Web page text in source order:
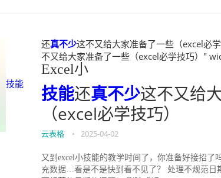
技能
还真不少这不又给大家准备了一些（excel必
不又给大家准备了一些（excel必学技巧）"
Excel小
技能还真不少这不又给
（excel必学技巧）
云表格 • 2025-04-02
又到excel小技能的教学时间了，你准备好接招
充数据…看是不是快到看不见了？ 处理不规范日